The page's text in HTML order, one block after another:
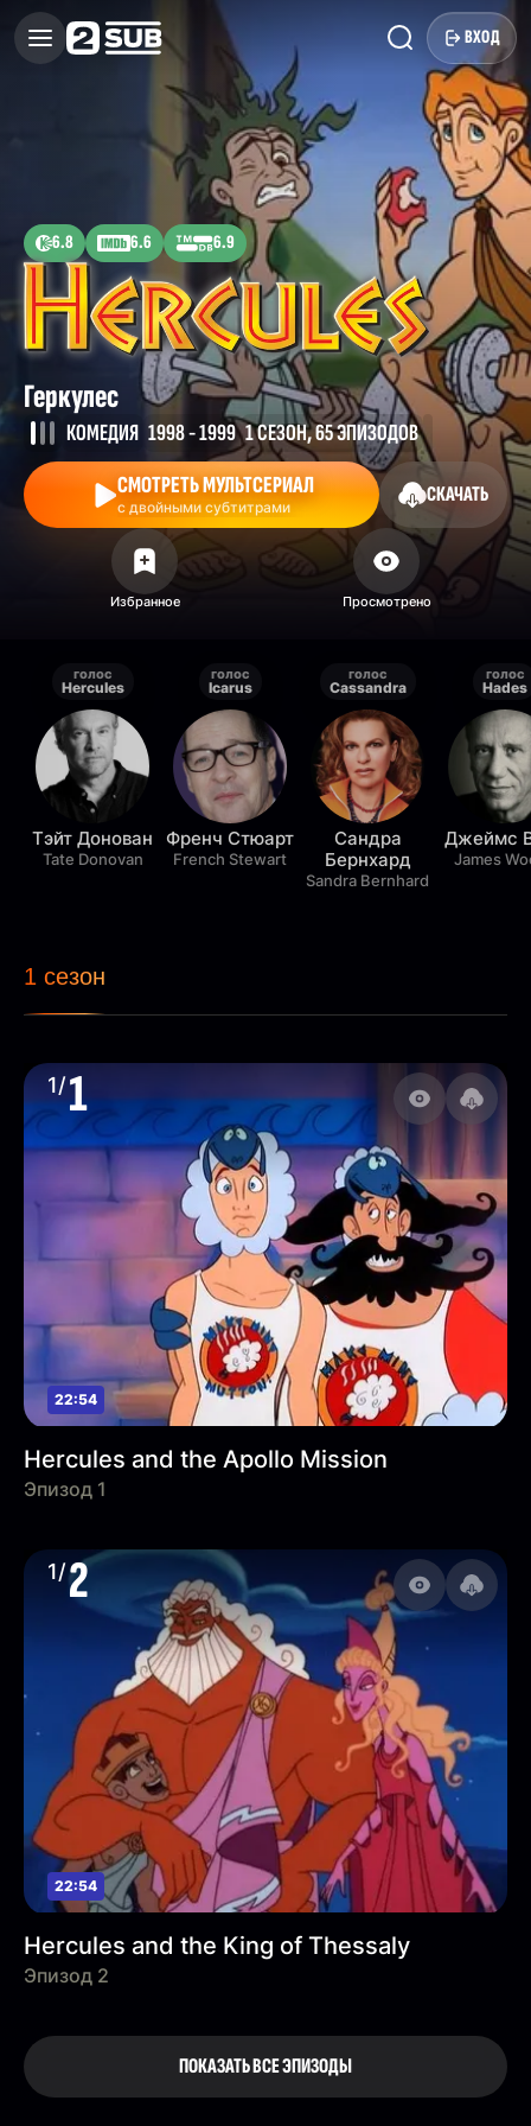
ВХОД
6.8 6.6 6.9
Геркулес
КОМЕДИЯ 1998 - 1999 1 СЕЗОН, 65 ЭПИЗОДОВ
СМОТРЕТЬ МУЛЬТСЕРИАЛ
с двойными субтитрами
СКАЧАТЬ
голос
Hercules
Тэйт Донован
Tate Donovan
голос
Icarus
Френч Стюарт
French Stewart
голос
Cassandra
Сандра
Бернхард
Sandra Bernhard
голос
Hades
Джеймс
James
1 сезон
1/1
22:54
Hercules and the Apollo Mission
Эпизод 1
1/2
22:54
Hercules and the King of Thessaly
Эпизод 2
ПОКАЗАТЬ ВСЕ ЭПИЗОДЫ